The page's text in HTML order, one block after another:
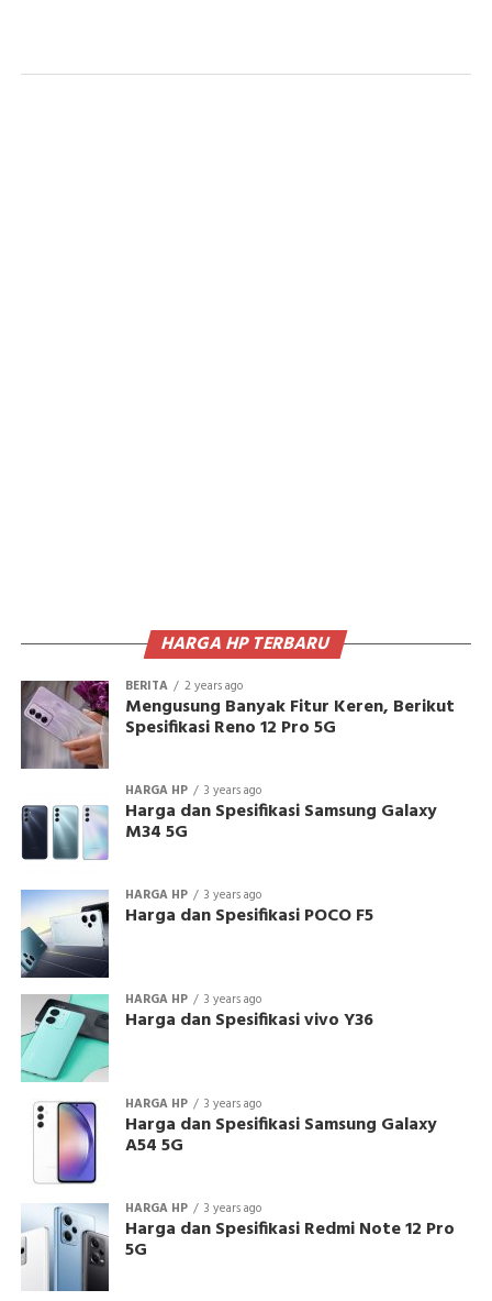
HARGA HP TERBARU
BERITA 2 years ago
Mengusung Banyak Fitur Keren, Berikut
Spesifikasi Reno 12 Pro 5G
HARGA HP 3 years ago
Harga dan Spesifikasi Samsung Galaxy
M34 5G
HARGA HP 3 years ago
Harga dan Spesifikasi POCO F5
HARGA HP 3 years ago
Harga dan Spesifikasi vivo Y36
HARGA HP 3 years ago
Harga dan Spesifikasi Samsung Galaxy
A54 5G
HARGA HP 3 years ago
Harga dan Spesifikasi Redmi Note 12 Pro
5G